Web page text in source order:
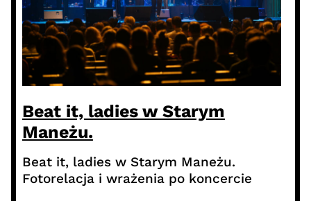
Beat it, ladies w Starym
Maneżu.
Beat it, ladies w Starym Maneżu.
Fotorelacja i wrażenia po koncercie